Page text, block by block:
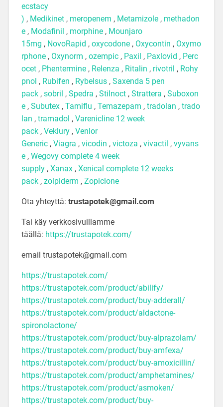
ecstacy
) , Medikinet, meropenem , Metamizole, methadon
e, Modafinil , morphine, Mounjaro
15mg , NovoRapid , oxycodone, Oxycontin , Oxymo
rphone, Oxynorm , ozempic, Paxil , Paxlovid , Perc
ocet, Phentermine, Relenza , Ritalin , rivotril , Rohy
pnol , Rubifen , Rybelsus, Saxenda 5 pen
pack, sobril , Spedra , Stilnoct, Strattera , Suboxon
e, Subutex, Tamiflu , Temazepam , tradolan , trado
lan , tramadol , Varenicline 12 week
pack, Veklury, Venlor
Generic, Viagra , vicodin , victoza , vivactil , vyvans
e, Wegovy complete 4 week
supply, Xanax, Xenical complete 12 weeks
pack, zolpiderm , Zopiclone
Ota yhteyttä: trustapotek@gmail.com
Tai käy verkkosivuillamme
täällä: https://trustapotek.com/
email trustapotek@gmail.com
https://trustapotek.com/
https://trustapotek.com/product/abilify/
https://trustapotek.com/product/buy-adderall/
https://trustapotek.com/product/aldactone-
spironolactone/
https://trustapotek.com/product/buy-alprazolam/
https://trustapotek.com/product/buy-amfexa/
https://trustapotek.com/product/buy-amoxicillin/
https://trustapotek.com/product/amphetamines/
https://trustapotek.com/product/asmoken/
https://trustapotek.com/product/buy-